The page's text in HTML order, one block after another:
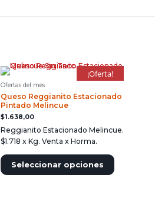
¡Oferta!
Ofertas del mes
Queso Reggianito Estacionado
Pintado Melincue
$1.638,00
Reggianito Estacionado Melincue.
$1.718 x Kg. Venta x Horma.
Seleccionar opciones